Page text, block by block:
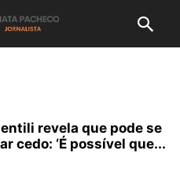
revela que pode se
cedo: ‘É possível que...